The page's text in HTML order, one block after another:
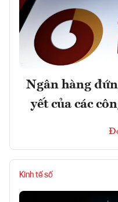
Ngân hàng
yết của các
Kinh tế số